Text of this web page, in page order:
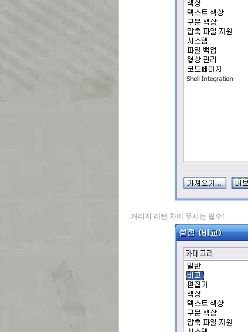
캐리지 리턴 차이 무시는 필수!